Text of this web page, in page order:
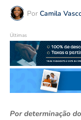
Por Camila
Últimas
Por determinação